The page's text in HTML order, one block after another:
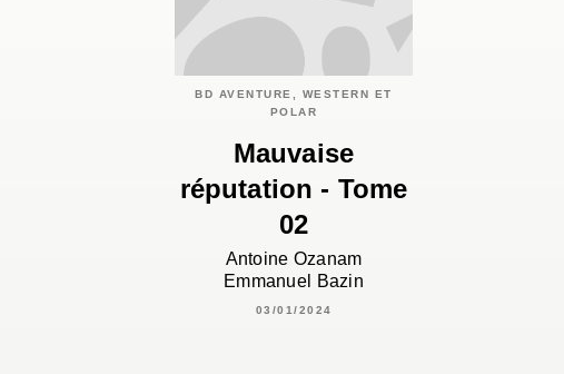
BD AVENTURE, WESTERN ET
POLAR
Mauvaise
réputation - Tome
02
Antoine Ozanam
Emmanuel Bazin
03/01/2024